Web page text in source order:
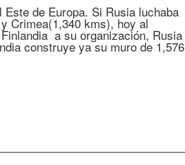
de Europa. Si Rusia luchaba
Crimea(1,340 kms), hoy al
a su organización, Rusia
construye ya su muro de 1,576